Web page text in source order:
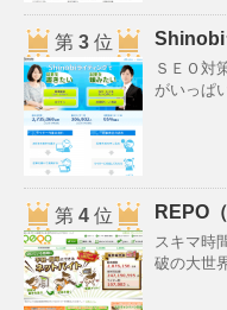
第 3位 Shinobi
ＳＥＯ対
がいっぱ
第 4位 REPO
スキマ時
破の大世